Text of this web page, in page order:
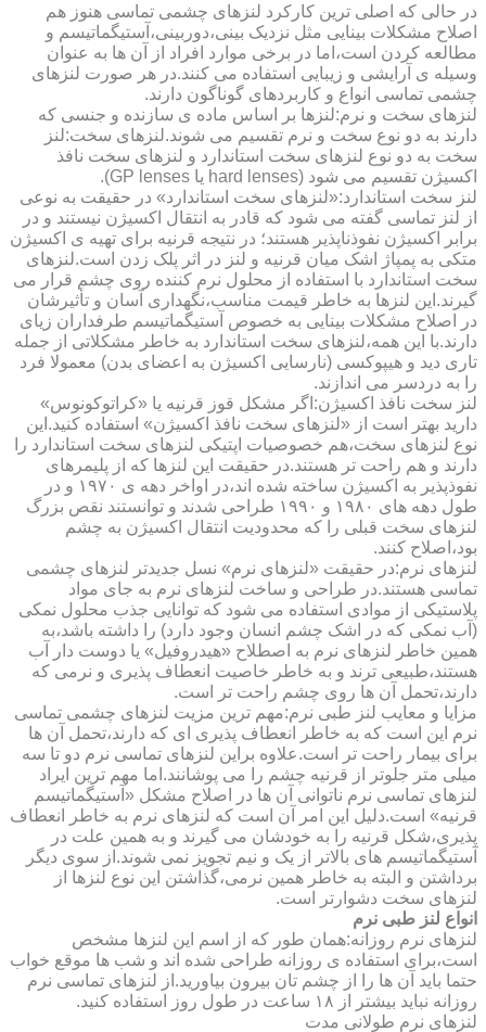
در حالی که اصلی ترین کارکرد لنزهای چشمی تماسی هنوز هم
اصلاح مشکلات بینایی مثل نزدیک بینی،دوربینی،آستیگماتیسم و
مطالعه کردن است،اما در برخی موارد افراد از آن ها به عنوان
وسیله ی آرایشی و زیبایی استفاده می کنند.در هر صورت لنزهای
چشمی تماسی انواع و کاربردهای گوناگون دارند.
لنزهای سخت و نرم:لنزها بر اساس ماده ی سازنده و جنسی که
دارند به دو نوع سخت و نرم تقسیم می شوند.لنزهای سخت:لنز
سخت به دو نوع لنزهای سخت استاندارد و لنزهای سخت نافذ
اکسیژن تقسیم می شود (hard lenses یا GP lenses).
لنز سخت استاندارد:«لنزهای سخت استاندارد» در حقیقت به نوعی
از لنز تماسی گفته می شود که قادر به انتقال اکسیژن نیستند و در
برابر اکسیژن نفوذناپذیر هستند؛ در نتیجه قرنیه برای تهیه ی اکسیژن
متکی به پمپاژ اشک میان قرنیه و لنز در اثر پلک زدن است.لنزهای
سخت استاندارد با استفاده از محلول نرم کننده روی چشم قرار می
گیرند.این لنزها به خاطر قیمت مناسب،نگهداری آسان و تأثیرشان
در اصلاح مشکلات بینایی به خصوص آستیگماتیسم طرفداران زیای
دارند.با این همه،لنزهای سخت استاندارد به خاطر مشکلاتی از جمله
تاری دید و هیپوکسی (نارسایی اکسیژن به اعضای بدن) معمولا فرد
را به دردسر می اندازند.
لنز سخت نافذ اکسیژن:اگر مشکل قوز قرنیه یا «کراتوکونوس»
دارید بهتر است از «لنزهای سخت نافذ اکسیژن» استفاده کنید.این
نوع لنزهای سخت،هم خصوصیات اپتیکی لنزهای سخت استاندارد را
دارند و هم راحت تر هستند.در حقیقت این لنزها که از پلیمرهای
نفوذپذیر به اکسیژن ساخته شده اند،در اواخر دهه ی ۱۹۷۰ و در
طول دهه های ۱۹۸۰ و ۱۹۹۰ طراحی شدند و توانستند نقص بزرگ
لنزهای سخت قبلی را که محدودیت انتقال اکسیژن به چشم
بود،اصلاح کنند.
لنزهای نرم:در حقیقت «لنزهای نرم» نسل جدیدتر لنزهای چشمی
تماسی هستند.در طراحی و ساخت لنزهای نرم به جای مواد
پلاستیکی از موادی استفاده می شود که توانایی جذب محلول نمکی
(آب نمکی که در اشک چشم انسان وجود دارد) را داشته باشد،به
همین خاطر لنزهای نرم به اصطلاح «هیدروفیل» یا دوست دار آب
هستند،طبیعی ترند و به خاطر خاصیت انعطاف پذیری و نرمی که
دارند،تحمل آن ها روی چشم راحت تر است.
مزایا و معایب لنز طبی نرم:مهم ترین مزیت لنزهای چشمی تماسی
نرم این است که به خاطر انعطاف پذیری ای که دارند،تحمل آن ها
برای بیمار راحت تر است.علاوه براین لنزهای تماسی نرم دو تا سه
میلی متر جلوتر از قرنیه چشم را می پوشانند.اما مهم ترین ایراد
لنزهای تماسی نرم ناتوانی آن ها در اصلاح مشکل «آستیگماتیسم
قرنیه» است.دلیل این امر آن است که لنزهای نرم به خاطر انعطاف
پذیری،شکل قرنیه را به خودشان می گیرند و به همین علت در
آستیگماتیسم های بالاتر از یک و نیم تجویز نمی شوند.از سوی دیگر
برداشتن و البته به خاطر همین نرمی،گذاشتن این نوع لنزها از
لنزهای سخت دشوارتر است.
انواع لنز طبی نرم
لنزهای نرم روزانه:همان طور که از اسم این لنزها مشخص
است،برای استفاده ی روزانه طراحی شده اند و شب ها موقع خواب
حتما باید آن ها را از چشم تان بیرون بیاورید.از لنزهای تماسی نرم
روزانه نباید بیشتر از ۱۸ ساعت در طول روز استفاده کنید.
لنزهای نرم طولانی مدت